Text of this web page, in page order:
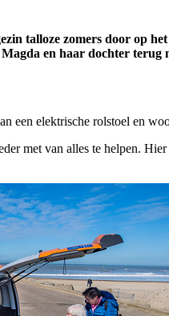
talloze zomers door op
en haar dochter terug
een elektrische rolstoel en
met van alles te helpen.